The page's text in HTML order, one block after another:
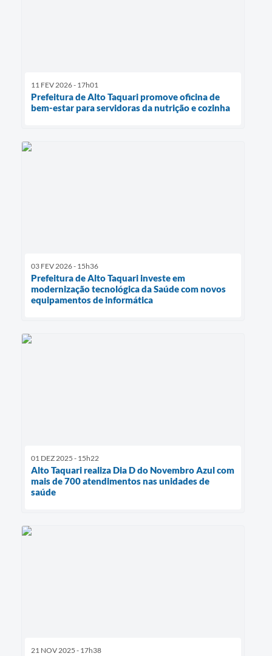
11 FEV 2026 - 17h01
Prefeitura de Alto Taquari promove oficina de
bem-estar para servidoras da nutrição e cozinha
03 FEV 2026 - 15h36
Prefeitura de Alto Taquari investe em
modernização tecnológica da Saúde com novos
equipamentos de informática
01 DEZ 2025 - 15h22
Alto Taquari realiza Dia D do Novembro Azul com
mais de 700 atendimentos nas unidades de
saúde
21 NOV 2025 - 17h38